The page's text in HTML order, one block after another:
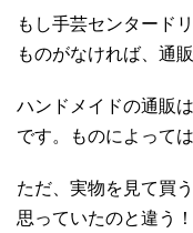
もし手芸センタード
ものがなければ、通
ハンドメイドの通販
です。ものによっては
ただ、実物を見て買
思っていたのと違う